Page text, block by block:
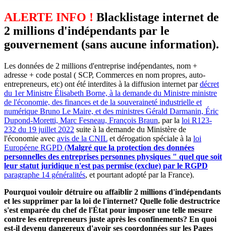
ALERTE INFO ! Blacklistage internet de
2 millions d'indépendants par le
gouvernement (sans aucune information).
Les données de 2 millions d'entreprise indépendantes, nom +
adresse + code postal ( SCP, Commerces en nom propres, auto-
entrepreneurs, etc) ont été interdites à la diffusion internet pardécret
du 1er Ministre Élisabeth Borne, à la demande du Ministre ministre
de l'économie, des finances et de la souveraineté industrielle et
numérique Bruno Le Maire, et des ministres Gérald Darmanin, Éric
Dupond-Moretti, Marc Fesneau, François Braun, par la loi R123-
232 du 19 juillet 2022 suite à la demande du Ministère de
l'économie avec avis de la CNIL et dérogation spéciale à la loi
Européene RGPD (Malgré que la protection des données
personnelles des entreprises personnes physiques " quel que soit
leur statut juridique n'est pas permise (exclue) par le RGPD
paragraphe 14 généralités, et pourtant adopté par la France).
Pourquoi vouloir détruire ou affaiblir 2 millions d'indépendants
et les supprimer par la loi de l'internet? Quelle folie destructrice
s'est emparée du chef de l'État pour imposer une telle mesure
contre les entrepreneurs juste après les confinements? En quoi
est-il devenu dangereux d'avoir ses coordonnées sur les Pages